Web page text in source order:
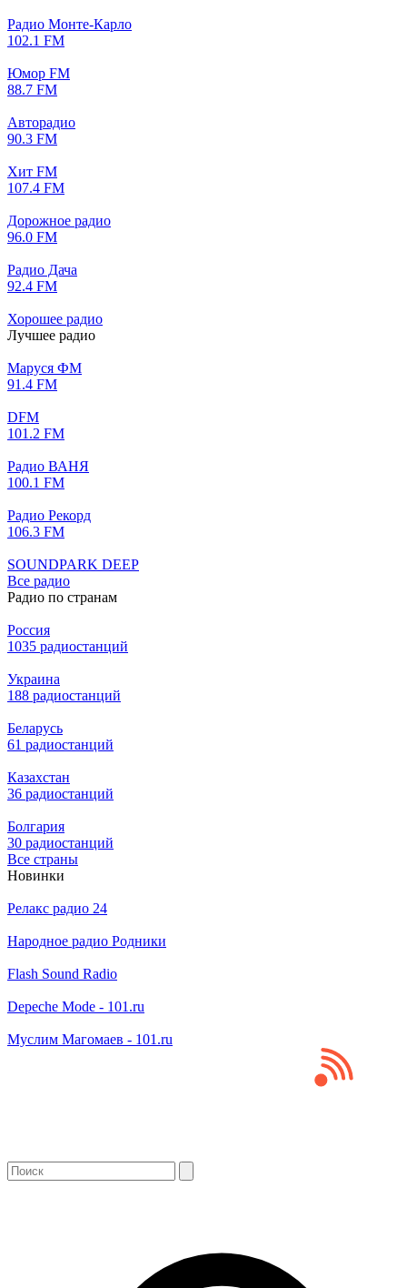
Радио Монте-Карло
102.1 FM
Юмор FM
88.7 FM
Авторадио
90.3 FM
Хит FM
107.4 FM
Дорожное радио
96.0 FM
Радио Дача
92.4 FM
Хорошее радио
Лучшее радио
Маруся ФМ
91.4 FM
DFM
101.2 FM
Радио ВАНЯ
100.1 FM
Радио Рекорд
106.3 FM
SOUNDPARK DEEP
Все радио
Радио по странам
Россия
1035 радиостанций
Украина
188 радиостанций
Беларусь
61 радиостанций
Казахстан
36 радиостанций
Болгария
30 радиостанций
Все страны
Новинки
Релакс радио 24
Народное радио Родники
Flash Sound Radio
Depeche Mode - 101.ru
Муслим Магомаев - 101.ru